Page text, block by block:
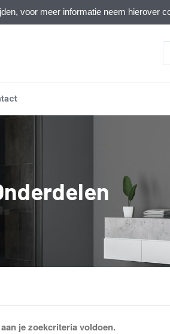
voor meer informatie neem hierover
je zoekcriteria voldoen.